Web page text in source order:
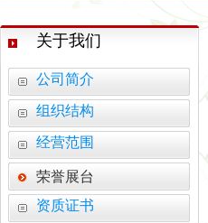
关于我们
公司简介
组织结构
经营范围
荣誉展台
资质证书
活力赛场 赛出团结 —
学习善洲精神 践行初心
云南弘祥化工有限公司
智启建造新范式 砥砺监
追寻红色印记 凝聚奋进
捐资助学暖人心 情系
筑梦盛翔 共启新程 —